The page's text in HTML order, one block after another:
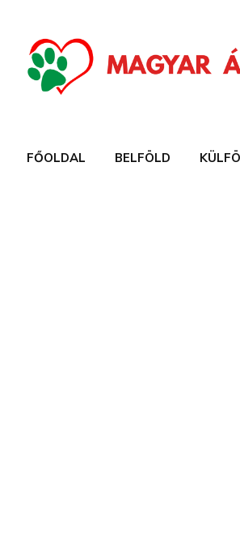
FŐOLDAL BELFÖLD